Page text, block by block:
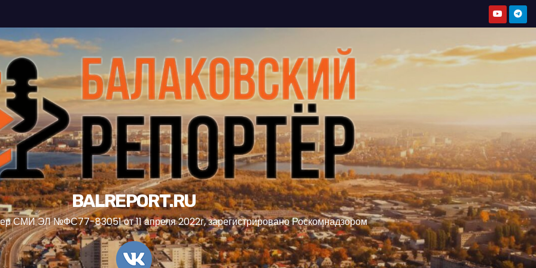
BALREPORT.RU
СМИ ЭЛ №ФС77-83051 от 11 апреля 2022г, зарегистрировано Роскомнадзором